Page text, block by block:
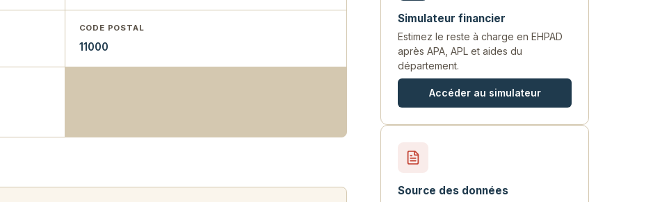
CODE POSTAL
11000
Simulateur financier
Estimez le reste à charge en EHPAD
après APA, APL et aides du
département.
Accéder au simulateur
Source des données